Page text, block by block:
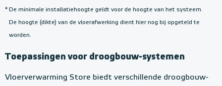
* De minimale installatiehoogte geldt voor de hoogte van het systeem.
De hoogte (dikte) van de vloerafwerking dient hier nog bij opgeteld te
worden.
Toepassingen voor droogbouw-systemen
Vloerverwarming Store biedt verschillende droogbouw-